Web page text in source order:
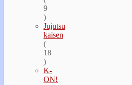
9
)
Jujutsu
kaisen
(
18
)
K-
ON!